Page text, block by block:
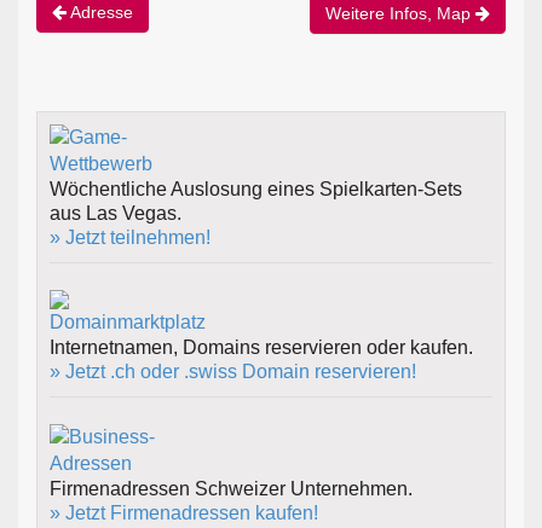
Adresse Weitere Infos, Map
Wöchentliche Auslosung eines Spielkarten-Sets
aus Las Vegas.
» Jetzt teilnehmen!
Internetnamen, Domains reservieren oder kaufen.
» Jetzt .ch oder .swiss Domain reservieren!
Firmenadressen Schweizer Unternehmen.
» Jetzt Firmenadressen kaufen!